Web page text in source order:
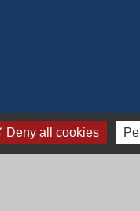
Deny all cookies